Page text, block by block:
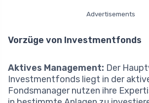
Advertisements
Vorzüge von Investmentfonds
Aktives Management: Der
Investmentfonds liegt in der
Fondsmanager nutzen ihre